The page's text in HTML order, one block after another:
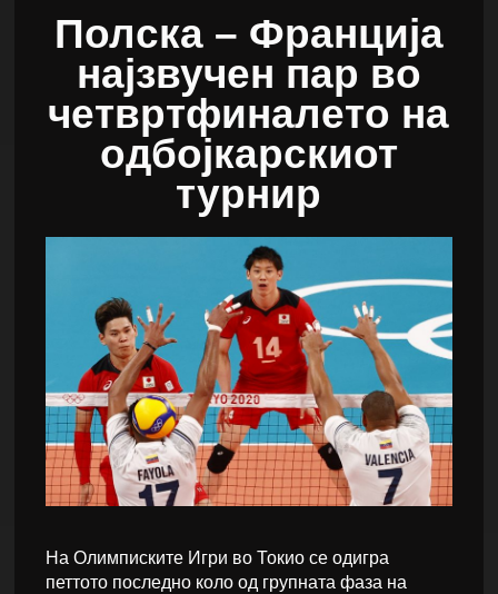
Полска – Франција
најзвучен пар во
четвртфиналето на
одбојкарскиот
турнир
На Олимписките Игри во Токио се одигра
петтото последно коло од групната фаза на